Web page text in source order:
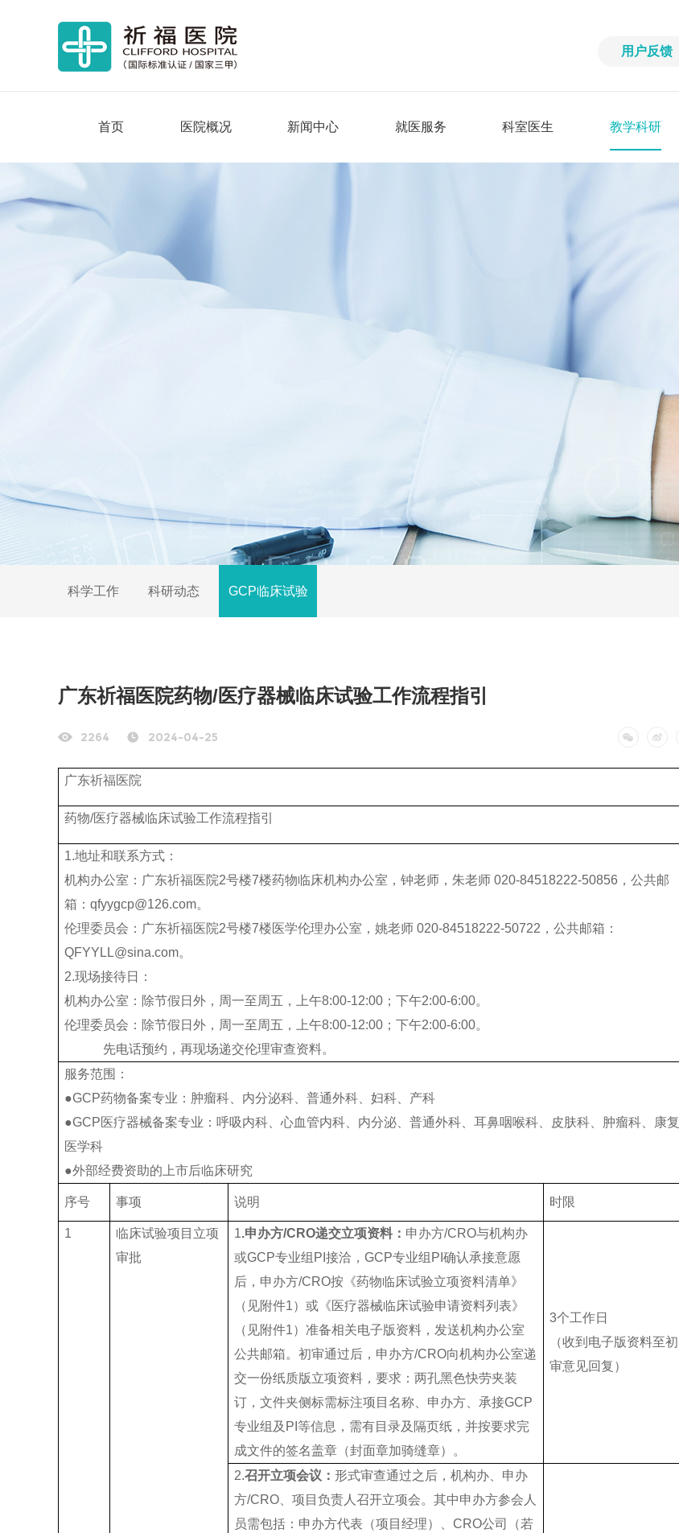
用户反馈
首页 医院概况 新闻中心 就医服务 科室医生 教学科研
科学工作 科研动态 GCP临床试验
广东祈福医院药物/医疗器械临床试验工作流程指引
2264 2024-04-25
广东祈福医院
药物/医疗器械临床试验工作流程指引
1.地址和联系方式：
机构办公室：广东祈福医院2号楼7楼药物临床机构办公室，钟老师，朱老师 020-84518222-50856，公共邮
箱：qfyygcp@126.com。
伦理委员会：广东祈福医院2号楼7楼医学伦理办公室，姚老师 020-84518222-50722，公共邮箱：
QFYYLL@sina.com。
2.现场接待日：
机构办公室：除节假日外，周一至周五，上午8:00-12:00；下午2:00-6:00。
伦理委员会：除节假日外，周一至周五，上午8:00-12:00；下午2:00-6:00。
先电话预约，再现场递交伦理审查资料。
服务范围：
●GCP药物备案专业：肿瘤科、内分泌科、普通外科、妇科、产科
●GCP医疗器械备案专业：呼吸内科、心血管内科、内分泌、普通外科、耳鼻咽喉科、皮肤科、肿瘤科、康复
医学科
●外部经费资助的上市后临床研究
序号 事项 说明 时限
1
临床试验项目立项
审批
1.申办方/CRO递交立项资料： 申办方/CRO与机构办
或GCP专业组PI接洽，GCP专业组PI确认承接意愿
后，申办方/CRO按《药物临床试验立项资料清单》
（见附件1）或《医疗器械临床试验申请资料列表》
（见附件1）准备相关电子版资料，发送机构办公室
公共邮箱。初审通过后，申办方/CRO向机构办公室递
交一份纸质版立项资料，要求：两孔黑色快劳夹装
订，文件夹侧标需标注项目名称、申办方、承接GCP
专业组及PI等信息，需有目录及隔页纸，并按要求完
成文件的签名盖章（封面章加骑缝章）。
3个工作日
（收到电子版资料至初
审意见回复）
2.召开立项会议： 形式审查通过之后，机构办、申办
方/CRO、项目负责人召开立项会。其中申办方参会人
员需包括：申办方代表（项目经理）、CRO公司（若